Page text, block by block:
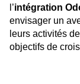
l’intégration
envisager un
leurs activités
objectifs de